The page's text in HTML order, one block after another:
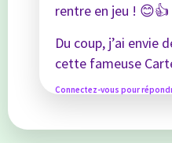
rentre en jeu ! 😊👍
Du coup, j’ai envie
cette fameuse
Connectez-vous pour